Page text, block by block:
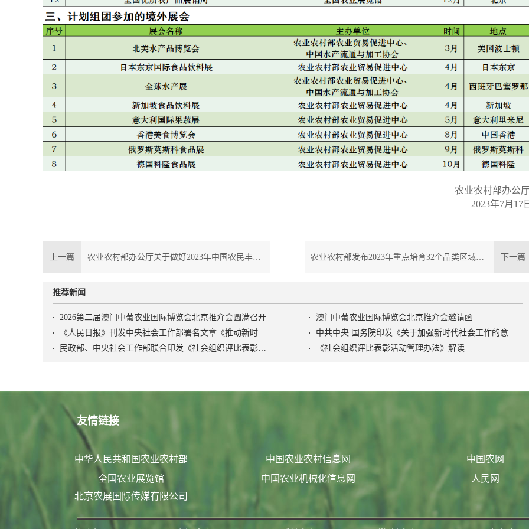
农业农村部办公厅
2023年7月 17
上一篇 下一篇
推荐新闻
2026第二届澳门中葡农业国际博览会北京推介会圆满召开
澳门中葡农业国际博览会北京推介会邀请函
《社会组织评比表彰活动管理办法》解读
友情链接
中华人民共和国农业农村部
全国农业展览馆
北京农展国际传媒有限公司
中国农业农村信息网
中国农业机械化信息网
中国农网
人民网